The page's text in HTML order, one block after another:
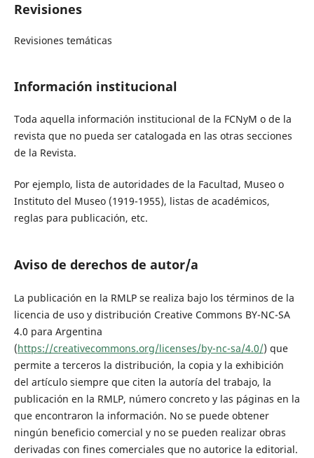
Revisiones
Revisiones temáticas
Información institucional
Toda aquella información institucional de la FCNyM o de la
revista que no pueda ser catalogada en las otras secciones
de la Revista.
Por ejemplo, lista de autoridades de la Facultad, Museo o
Instituto del Museo (1919-1955), listas de académicos,
reglas para publicación, etc.
Aviso de derechos de autor/a
La publicación en la RMLP se realiza bajo los términos de la
licencia de uso y distribución Creative Commons BY-NC-SA
4.0 para Argentina
(https://creativecommons.org/licenses/by-nc-sa/4.0/) que
permite a terceros la distribución, la copia y la exhibición
del artículo siempre que citen la autoría del trabajo, la
publicación en la RMLP, número concreto y las páginas en la
que encontraron la información. No se puede obtener
ningún beneficio comercial y no se pueden realizar obras
derivadas con fines comerciales que no autorice la editorial.